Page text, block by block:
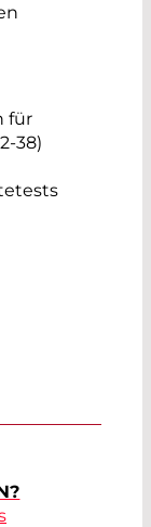
für
38)